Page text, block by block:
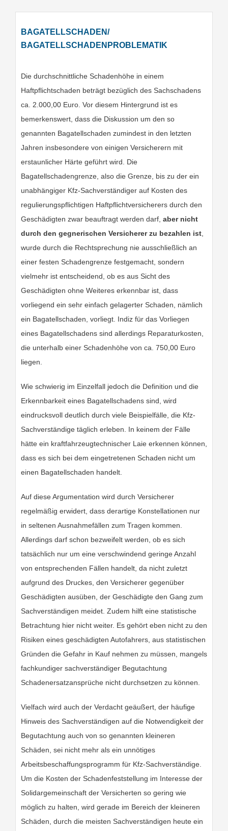
BAGATELLSCHADEN/
BAGATELLSCHADENPROBLEMATIK
Die durchschnittliche Schadenhöhe in einem
Haftpflichtschaden beträgt bezüglich des Sachschadens
ca. 2.000,00 Euro. Vor diesem Hintergrund ist es
bemerkenswert, dass die Diskussion um den so
genannten Bagatellschaden zumindest in den letzten
Jahren insbesondere von einigen Versicherern mit
erstaunlicher Härte geführt wird. Die
Bagatellschadengrenze, also die Grenze, bis zu der ein
unabhängiger Kfz-Sachverständiger auf Kosten des
regulierungspflichtigen Haftpflichtversicherers durch den
Geschädigten zwar beauftragt werden darf, aber nicht
durch den gegnerischen Versicherer zu bezahlen ist,
wurde durch die Rechtsprechung nie ausschließlich an
einer festen Schadengrenze festgemacht, sondern
vielmehr ist entscheidend, ob es aus Sicht des
Geschädigten ohne Weiteres erkennbar ist, dass
vorliegend ein sehr einfach gelagerter Schaden, nämlich
ein Bagatellschaden, vorliegt. Indiz für das Vorliegen
eines Bagatellschadens sind allerdings Reparaturkosten,
die unterhalb einer Schadenhöhe von ca. 750,00 Euro
liegen.
Wie schwierig im Einzelfall jedoch die Definition und die
Erkennbarkeit eines Bagatellschadens sind, wird
eindrucksvoll deutlich durch viele Beispielfälle, die Kfz-
Sachverständige täglich erleben. In keinem der Fälle
hätte ein kraftfahrzeugtechnischer Laie erkennen können,
dass es sich bei dem eingetretenen Schaden nicht um
einen Bagatellschaden handelt.
Auf diese Argumentation wird durch Versicherer
regelmäßig erwidert, dass derartige Konstellationen nur
in seltenen Ausnahmefällen zum Tragen kommen.
Allerdings darf schon bezweifelt werden, ob es sich
tatsächlich nur um eine verschwindend geringe Anzahl
von entsprechenden Fällen handelt, da nicht zuletzt
aufgrund des Druckes, den Versicherer gegenüber
Geschädigten ausüben, der Geschädigte den Gang zum
Sachverständigen meidet. Zudem hilft eine statistische
Betrachtung hier nicht weiter. Es gehört eben nicht zu den
Risiken eines geschädigten Autofahrers, aus statistischen
Gründen die Gefahr in Kauf nehmen zu müssen, mangels
fachkundiger sachverständiger Begutachtung
Schadenersatzansprüche nicht durchsetzen zu können.
Vielfach wird auch der Verdacht geäußert, der häufige
Hinweis des Sachverständigen auf die Notwendigkeit der
Begutachtung auch von so genannten kleineren
Schäden, sei nicht mehr als ein unnötiges
Arbeitsbeschaffungsprogramm für Kfz-Sachverständige.
Um die Kosten der Schadenfeststellung im Interesse der
Solidargemeinschaft der Versicherten so gering wie
möglich zu halten, wird gerade im Bereich der kleineren
Schäden, durch die meisten Sachverständigen heute ein